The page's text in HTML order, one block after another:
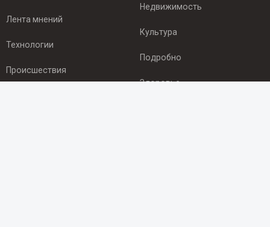
Лента мнений
Технологии
Происшествия
Недвижимость
Культура
Подробно
Здоровье